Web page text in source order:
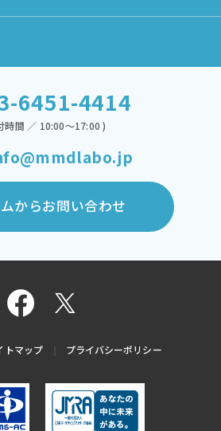
6451-4414
時間 ／ 10:00～17:00 )
からお問い合わせ
トマップ プライバシーポリシー